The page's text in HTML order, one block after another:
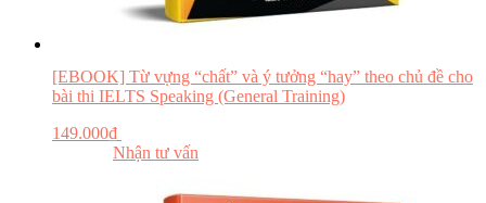
[EBOOK] Từ vựng “chất” và ý tưởng “hay” theo chủ đề cho
bài thi IELTS Speaking (General Training)
149.000₫
Nhận tư vấn